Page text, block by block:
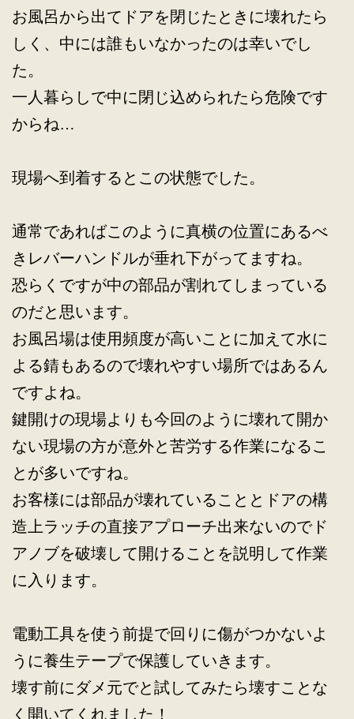
お風呂から出てドアを閉じたときに壊れたら
しく、中には誰もいなかったのは幸いでし
た。
一人暮らしで中に閉じ込められたら危険です
からね…
現場へ到着するとこの状態でした。
通常であればこのように真横の位置にあるべ
きレバーハンドルが垂れ下がってますね。
恐らくですが中の部品が割れてしまっている
のだと思います。
お風呂場は使用頻度が高いことに加えて水に
よる錆もあるので壊れやすい場所ではあるん
ですよね。
鍵開けの現場よりも今回のように壊れて開か
ない現場の方が意外と苦労する作業になるこ
とが多いですね。
お客様には部品が壊れていることとドアの構
造上ラッチの直接アプローチ出来ないのでド
アノブを破壊して開けることを説明して作業
に入ります。
電動工具を使う前提で回りに傷がつかないよ
うに養生テープで保護していきます。
壊す前にダメ元でと試してみたら壊すことな
く開いてくれました！